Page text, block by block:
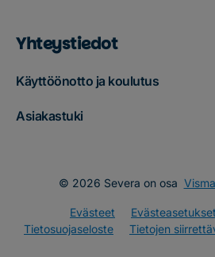
Yhteystiedot
Käyttöönotto ja koulutus
Asiakastuki
© 2026 Severa on osa
Evästeet Evästeasetukset
Tietosuojaseloste
Tietojen